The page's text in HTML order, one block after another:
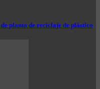
planta de reciclaje de plástico